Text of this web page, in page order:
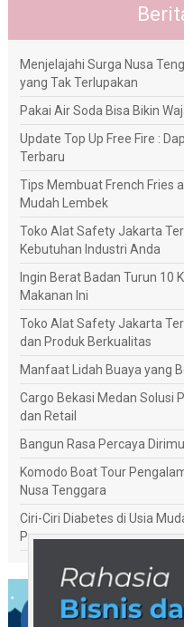
Menjelajahi Surga Nusa
yang Tak Terlupakan
Pakai Air Soda Bisa Bikin
Update Top Up Free Fire :
Terbaru
Tips Membuat French Fries
Mudah Lembek
Toko Alat Safety Jakarta
Kebutuhan Industri Anda
Ingin Berat Badan Turun 10
Makanan Ini
Toko Alat Safety Jakarta
dan Produk Berkualitas
Manfaat Lidah Buaya yang
Cargo Bekasi Medan Solusi
dan Retail
Bangun Rasa Percaya
Komodo Boat Tour
Nusa Tenggara
Ciri-Ciri Diabetes di Usia
Penanganannya